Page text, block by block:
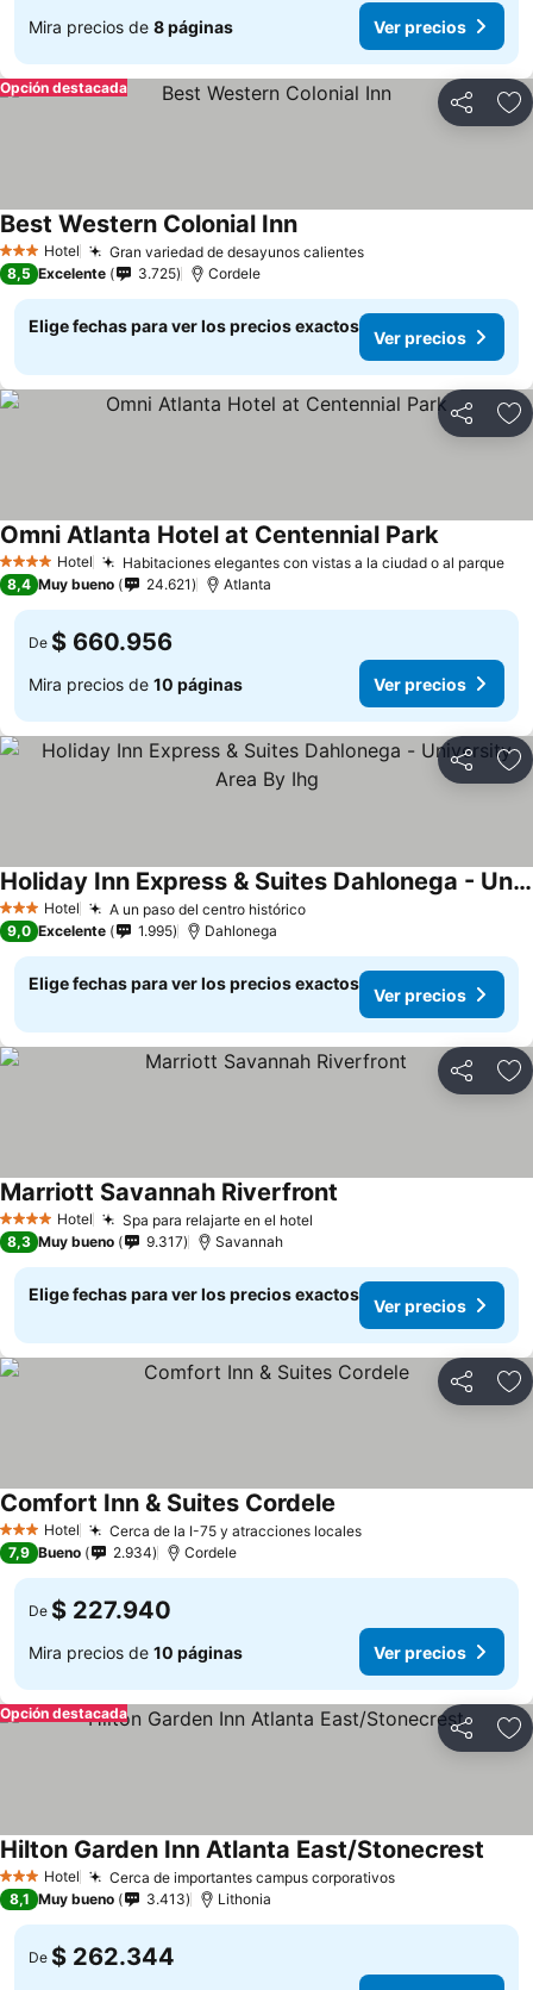
Mira precios de 8 páginas Ver precios
Compartir
Opción destacada
3 Estrellas
Hotel Gran variedad de desayunos calientes
Best Western Colonial Inn
8,5 Excelente 3.725 Cordele
Elige fechas para ver los precios exactos
Ver precios
Compartir
4 EstrellasHotel Habitaciones elegantes con vistas a la ciudad o al parque
Omni Atlanta Hotel at Centennial Park
8,4 Muy bueno 24.621 Atlanta
De $ 660.956
Mira precios de 10 páginas Ver precios
Compartir
3 Estrellas
Hotel A un paso del centro histórico
Holiday Inn Express & Suites Dahlonega - University Area By Ihg
9,0 Excelente 1.995 Dahlonega
Elige fechas para ver los precios exactos
Ver precios
Compartir
4 EstrellasHotel Spa para relajarte en el hotel
Marriott Savannah Riverfront
8,3 Muy bueno 9.317 Savannah
Elige fechas para ver los precios exactos
Ver precios
Compartir
3 Estrellas
Hotel Cerca de la I-75 y atracciones locales
Comfort Inn & Suites Cordele
7,9 Bueno 2.934 Cordele
De $ 227.940
Mira precios de 10 páginas Ver precios
Compartir
Opción destacada
3 Estrellas
Hotel Cerca de importantes campus corporativos
Hilton Garden Inn Atlanta East/Stonecrest
8,1 Muy bueno 3.413 Lithonia
De $ 262.344